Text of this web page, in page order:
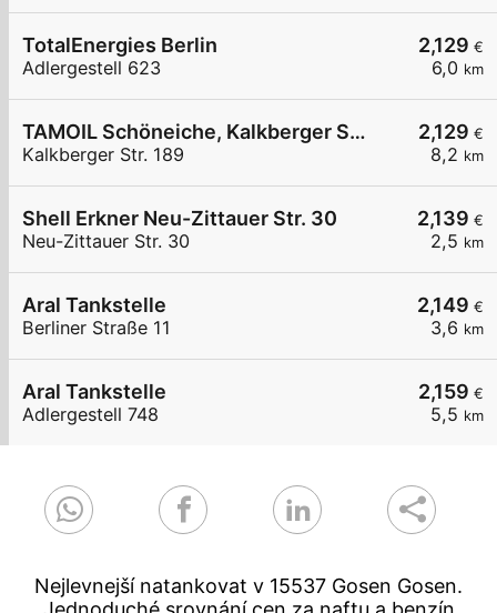
2,129 €
6,0 km
TotalEnergies Berlin
Adlergestell 623
2,129 €
8,2 km
TAMOIL Schöneiche, Kalkberger Str. 189
Kalkberger Str. 189
2,139 €
2,5 km
Shell Erkner Neu-Zittauer Str. 30
Neu-Zittauer Str. 30
2,149 €
3,6 km
Aral Tankstelle
Berliner Straße 11
2,159 €
5,5 km
Aral Tankstelle
Adlergestell 748
Nejlevnejší natankovat v 15537 Gosen Gosen.